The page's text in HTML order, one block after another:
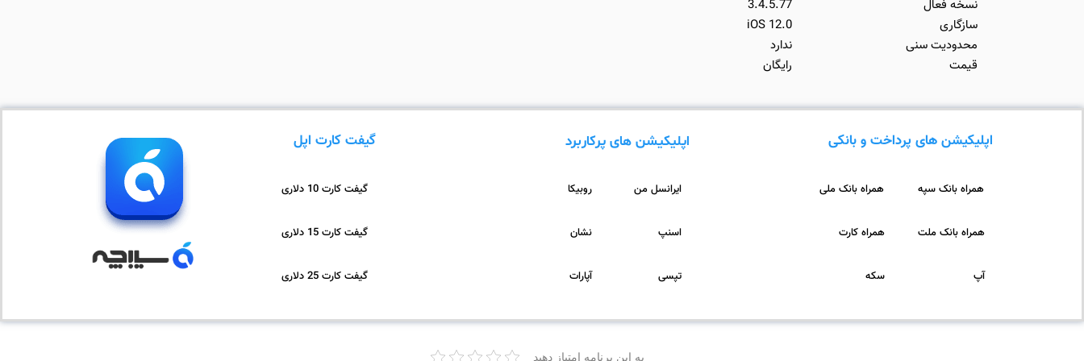
3.4.5.77
iOS 12.0
ندارد
رایگان
نسخه فعال
سازگاری
محدودیت سنی
قیمت
گیفت کارت اپل
گیفت کارت 10 دلاری
گیفت کارت 15 دلاری
گیفت کارت 25 دلاری
اپلیکیشن های پرکاربرد
روبیکا ایرانسل من
نشان اسنپ
آپارات تپسی
اپلیکیشن های پرداخت و بانکی
همراه بانک ملی همراه بانک سپه
همراه کارت همراه بانک ملت
سکه آپ
به این برنامه امتیاز دهید